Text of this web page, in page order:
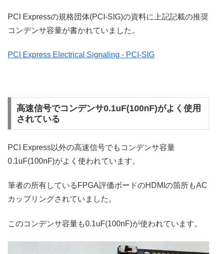
PCI Expressの規格団体(PCI-SIG)の資料に上記記載の推奨
コンデンサ容量が書かれていました。
PCI Express Electrical Signaling - PCI-SIG
高速信号でコンデンサ0.1uF(100nF)がよく使用
されている
PCI Express以外の高速信号でもコンデンサ容量
0.1uF(100nF)がよく使われています。
筆者の所有しているFPGA評価ボードのHDMIの箇所もAC
カップリングされていました。
このコンデンサ容量も0.1uF(100nF)が使われています。